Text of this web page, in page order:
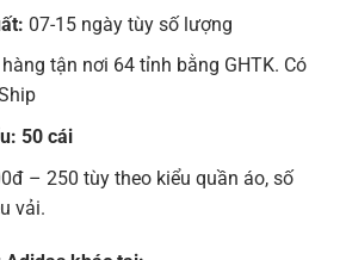
07-15 ngày tùy số lượng
tận nơi 64 tỉnh bằng GHTK. Có
50 cái
– 250 tùy theo kiểu quần áo, số
vải.